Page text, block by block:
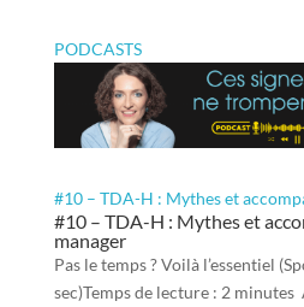
PODCASTS
#10 – TDA-H : Mythes et
#10 – TDA-H : Mythes et
manager
Pas le temps ? Voilà l’essentiel
sec)Temps de lecture : 2 minutes